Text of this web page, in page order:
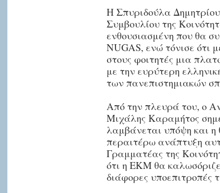
Η Σπυριδούλα
Συμβουλίου της
ενθουσιασμένη που θα
NUGAS, ενώ τόνισε ότι
στους φοιτητές μια
με την ευρύτερη
των πανεπιστημιακών
Από την πλευρά του, ο
Μιχάλης Καραμήτος
λαμβάνεται υπόψη και η
περαιτέρω ανάπτυξη
Γραμματέας της
ότι η ΕΚΜ θα
διάφορες υποεπιτροπές